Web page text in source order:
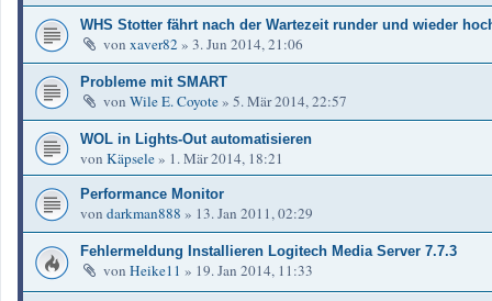
WHS Stotter fährt nach der Wartezeit runder und wieder
von xaver82 » 3. Jun 2014, 21:06
Probleme mit SMART
von Wile E. Coyote» 5. Mär 2014, 22:57
WOL in Lights-Out automatisieren
von Käpsele» 1. Mär 2014, 18:21
Performance Monitor
von darkman888 » 13. Jan 2011, 02:29
Fehlermeldung Installieren Logitech Media Server 7.7.3
von Heike11 » 19. Jan 2014, 11:33